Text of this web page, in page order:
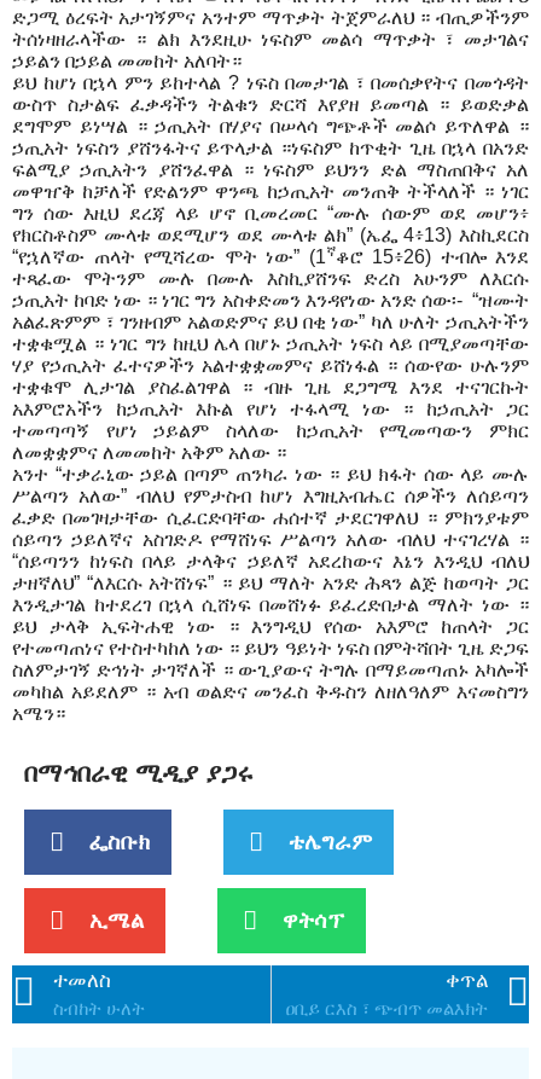
ድጋሚ ዕረፍት አታገኝምና አንተም ማጥቃት ትጀምራለህ ። ብጢዎችንም
ትሰነዛዘራላችው
። ልክ እንደዚሁ ነፍስም መልሳ ማጥቃት ፣ መታገልና
ኃይልን በኃይል መመከት አለባት።
ይህ ከሆነ በኋላ ምን ይከተላል ? ነፍስ በመታገል ፣በመሰቃየትና በመጎዳት
ውስጥ ስታልፍ ፈቃዳችን ትልቁን ድርሻ እየያዘ ይመጣል ። ይወድቃል
ደግሞም ይነሣል ። ኃጢአት በሃያና በሠላሳ ግጭቶች መልሶ ይጥለዋል ።
ኃጢአት ነፍስን ያሸንፋትና ይጥላታል ።ነፍስም ከጥቂት ጊዜ በኋላ በአንድ
ፍልሚያ ኃጢአትን ያሸንፈዋል
። ነፍስም ይህንን ድል ማስጠበቅና አለ
መዋዠቅ ከቻለች የድልንም ዋንጫ ከኃጢአት መንጠቅ ትችላለች ። ነገር
ግን ሰው እዚህ ደረጃ ላይ ሆኖ ቢመረመር “ሙሉ ሰውም ወደ መሆን፥
የክርስቶስም ሙላቱ ወደሚሆን ወደ ሙላቱ ልክ” (ኤፌ 4፥13) እስኪደርስ
“የኋለኛው ጠላት የሚሻረው ሞት ነው” (1ኛቆሮ 15፥26) ተብሎ እንደ
ተጻፈው ሞትንም ሙሉ በሙሉ እስኪያሸንፍ ድረስ አሁንም ለእርሱ
ኃጢአት ከባድ ነው ። ነገር ግን አስቀድመን እንዳየነው አንድ ሰው፡- “ዝሙት
አልፈጽምም ፣ገንዘብም አልወድምና ይህ በቂ ነው” ካለ ሁለትኃጢአትችን
ተቋቁሟል ። ነገር ግን ከዚህ ሌላ በሆኑ ኃጢአት ነፍስ ላይ በሚያመጣቸው
ሃያ የኃጢአት ፈተናዎችን አልተቋቋመምና ይሸነፋል ። ሰውየው ሁሉንም
ተቋቁሞ ሊታገል ያስፈልገዋል ። ብዙ ጊዜ ደጋግሜ እንደ
ተናገርኩት
አእምሮአችን ከኃጢአት እኩል የሆነ ተፋላሚ ነው
።
ከኃጢአት ጋር
ተመጣጣኝ የሆነኃይልም ስላለው ከኃጢአት የሚመጣውን ምክር
ለመቋቋምና ለመመከት አቅም አለው ።
አንተ “ተቃራኒው ኃይል በጣም ጠንካራ ነው ። ይህ ክፋት ሰው ላይ ሙሉ
ሥልጣን አለው” ብለህ የምታስብ ከሆነ እግዚአብሔር ሰዎችን ለሰይጣን
ፈቃድ በመገዛታቸው ሲፈርድባቸው ሐሰተኛ ታደርገዋለህ ። ምክንያቱም
ሰይጣን ኃይለኛና አስገድዶ የማሸነፍ ሥልጣን አለው ብለህ ተናገረሃል ።
“ሰይጣንን ከነፍስ በላይ ታላቅና ኃይለኛ አደረከውና እኔን እንዲህ ብለህ
ታዘኛለህ” “ለእርሱ አትሸነፍ” ። ይህ ማለት አንድሕጻን ልጅ ከወጣት ጋር
እንዲታገል ከተደረገ በኋላ ሲሸነፍ በመሸነፉ ይፈረድበታል ማለት ነው ።
ይህ ታላቅ ኢፍትሐዊ ነው
። እንግዲህ የሰው አእምሮ ከጠላት ጋር
የተመጣጠነና የተስተካከለ ነው ። ይህን ዓይነት ነፍስ በምትሻበት ጊዜ ድጋፍ
ስለምታገኝ ድኅነት ታገኛለች ። ውጊያውና ትግሉ በማይመጣጠኑ አካሎች
መካከል አይደለም ። አብ ወልድና መንፈስ ቅዱስን ለዘለዓለም እናመስግን
አሜን።
በማኅበራዊ ሚዲያ ያጋሩ
ፌስቡክ ቴሌግራም
ኢሜል ዋትሳፕ
ተመለስ
ስብከት ሁለት
ቀጥል
ዐቢይ ርእስ ፣ ጭብጥ መልእክት